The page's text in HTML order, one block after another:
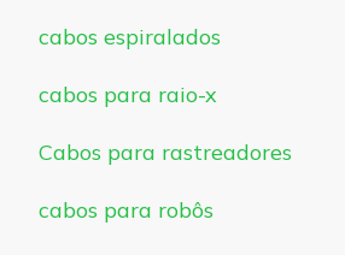
cabos espiralados
cabos para raio-x
Cabos para rastreadores
cabos para robôs